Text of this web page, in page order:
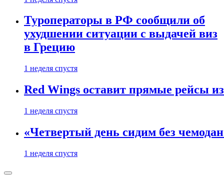
Туроператоры в РФ сообщили об
ухудшении ситуации с выдачей виз
в Грецию
1 неделя спустя
Red Wings оставит прямые рейсы
1 неделя спустя
«Четвертый день сидим без
1 неделя спустя